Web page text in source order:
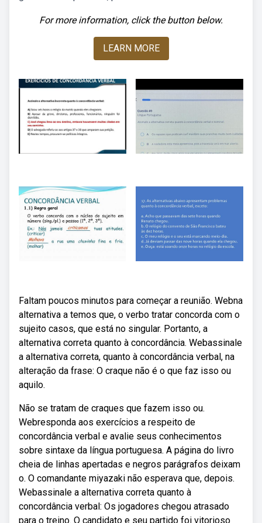
For more information, click the button below.
LEARN MORE
Faltam poucos minutos para começar a reunião. Webna
alternativa a temos que, o verbo tratar concorda com o
sujeito casos, que está no singular. Portanto, a
alternativa correta quanto à concordância. Webassinale
a alternativa correta, quanto à concordância verbal, na
alteração da frase: O craque não é o que faz isso ou
aquilo.
Não se tratam de craques que fazem isso ou.
Webresponda aos exercícios a respeito de
concordância verbal e avalie seus conhecimentos
sobre sintaxe da língua portuguesa. A página do livro
cheia de linhas apertadas e negros parágrafos deixam
o. O comandante miyazaki não esperava que, depois.
Webassinale a alternativa correta quanto à
concordância verbal: Os jogadores chegou atrasado
para o treino. O candidato e seu partido foi vitorioso